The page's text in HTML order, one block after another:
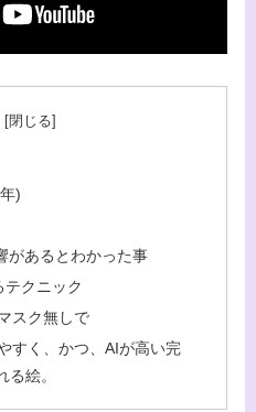
)
があるとわかった事
クニック
スク無しで
すく、かつ、AIが高い完
絵。